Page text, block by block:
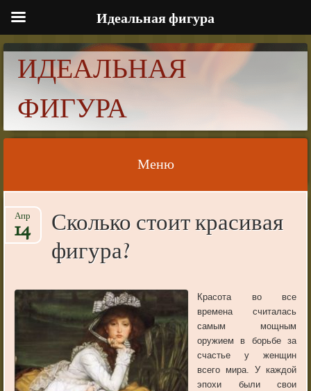
ИДЕАЛЬНАЯ
ФИГУРА
Меню
Skip to content
Сколько стоит красивая
фигура?
Апр
14
Красота во все
времена считалась
самым мощным
оружием в борьбе за
счастье у женщин
всего мира. У каждой
эпохи были свои
Идеальная фигура